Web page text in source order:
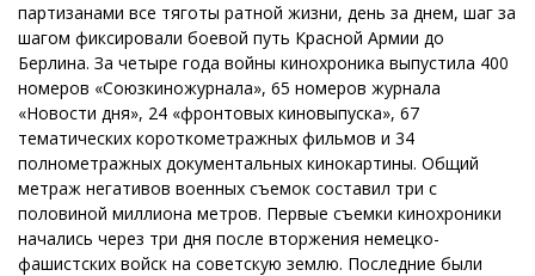
партизанами все тяготы ратной жизни, день за днем, шаг за
шагом фиксировали боевой путь Красной Армии до
Берлина. За четыре года войны кинохроника выпустила 400
номеров «Союзкиножурнала», 65 номеров журнала
«Новости дня», 24 «фронтовых киновыпуска», 67
тематических короткометражных фильмов и 34
полнометражных документальных кинокартины. Общий
метраж негативов военных съемок составил три с
половиной миллиона метров. Первые съемки кинохроники
начались через три дня после вторжения немецко-
фашистских войск на советскую землю. Последние были